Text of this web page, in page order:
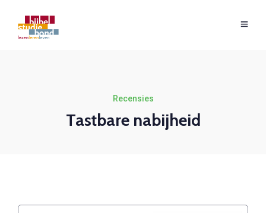
Recensies
Tastbare nabijheid